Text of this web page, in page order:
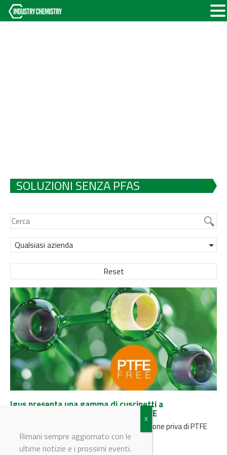
SOLUZIONI SENZA PFAS
Qualsiasi azienda
Reset
Igus presenta una gamma di cuscinetti a
strisciamento totalmente privi di PTFE
Il reparto R&D di igus ha formulato una versione priva di PTFE
per i materiali iglidur G, iglidur X e...
Rimani sempre aggiornato con le
ultime notizie e i prossimi eventi.